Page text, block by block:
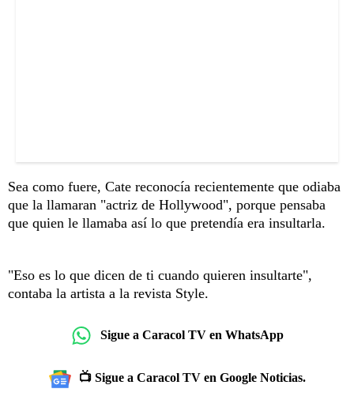
Sea como fuere, Cate reconocía recientemente que odiaba
que la llamaran "actriz de Hollywood", porque pensaba
que quien le llamaba así lo que pretendía era insultarla.
"Eso es lo que dicen de ti cuando quieren insultarte",
contaba la artista a la revista Style.
Sigue a Caracol TV en WhatsApp
📺 Sigue a Caracol TV en Google Noticias.